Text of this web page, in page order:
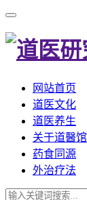
网站首页
道医文化
道医养生
关于道醫馆
药食同源
外治疗法